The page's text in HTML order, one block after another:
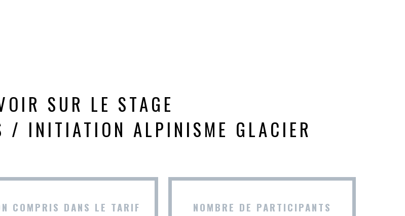
SUR LE STAGE
/ INITIATION ALPINISME GLACIER
COMPRIS DANS LE TARIF NOMBRE DE PARTICIPANTS